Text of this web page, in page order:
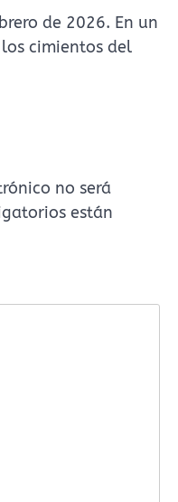
de 2026. En un
cimientos del
no será
están